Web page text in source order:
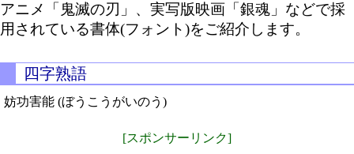
アニメ「鬼滅の刃」、実写版映画「銀魂」などで採
用されている書体(フォント)をご紹介します。
四字熟語
妨功害能 (ぼうこうがいのう)
[スポンサーリンク]